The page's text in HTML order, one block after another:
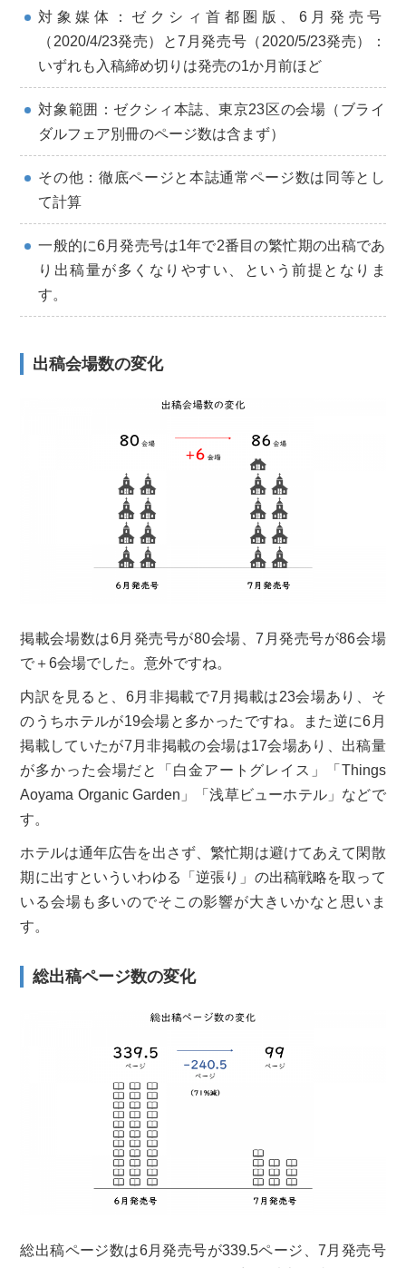
対象媒体：ゼクシィ首都圏版、6月発売号
（2020/4/23発売）と7月発売号（2020/5/23発売）：
いずれも入稿締め切りは発売の1か月前ほど
対象範囲：ゼクシィ本誌、東京23区の会場（ブライ
ダルフェア別冊のページ数は含まず）
その他：徹底ページと本誌通常ページ数は同等とし
て計算
一般的に6月発売号は1年で2番目の繁忙期の出稿であ
り出稿量が多くなりやすい、という前提となりま
す。
出稿会場数の変化
掲載会場数は6月発売号が80会場、7月発売号が86会場
で＋6会場でした。意外ですね。
内訳を見ると、6月非掲載で7月掲載は23会場あり、そ
のうちホテルが19会場と多かったですね。また逆に6月
掲載していたが7月非掲載の会場は17会場あり、出稿量
が多かった会場だと「白金アートグレイス」「Things
Aoyama Organic Garden」「浅草ビューホテル」などで
す。
ホテルは通年広告を出さず、繁忙期は避けてあえて閑散
期に出すといういわゆる「逆張り」の出稿戦略を取って
いる会場も多いのでそこの影響が大きいかなと思いま
す。
総出稿ページ数の変化
総出稿ページ数は6月発売号が339.5ページ、7月発売号